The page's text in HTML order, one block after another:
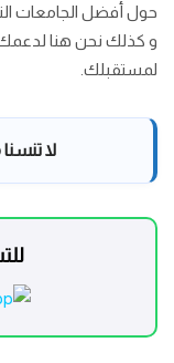
حول أفضل الجامعات
و كذلك نحن هنا لدعمك
لمستقبلك.
لا